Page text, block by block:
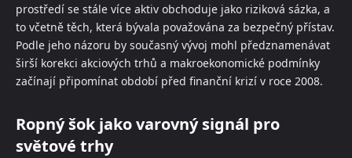
prostředí se stále více aktiv obchoduje jako riziková sázka, a
to včetně těch, která bývala považována za bezpečný přístav.
Podle jeho názoru by současný vývoj mohl předznamenávat
širší korekci akciových trhů a makroekonomické podmínky
začínají připomínat období před finanční krizí v roce 2008.
Ropný šok jako varovný signál pro
světové trhy